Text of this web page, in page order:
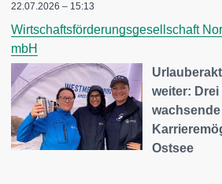
22.07.2026 – 15:13
Wirtschaftsförderungsgesellschaft
mbH
weiter:
wachsende
Ostsee